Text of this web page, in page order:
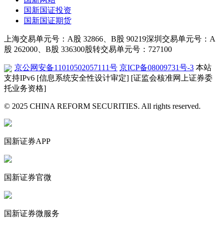
国新国证投资
国新国证期货
上海交易单元号：A股 32866、B股 90219深圳交易单元号：A
股 262000、B股 336300股转交易单元号：727100
京公网安备11010502057111号 京ICP备08009731号-3 本站
支持IPv6 [信息系统安全性设计审定] [证监会核准网上证券委
托业务资格]
© 2025 CHINA REFORM SECURITIES. All rights reserved.
国新证券APP
国新证券官微
国新证券微服务